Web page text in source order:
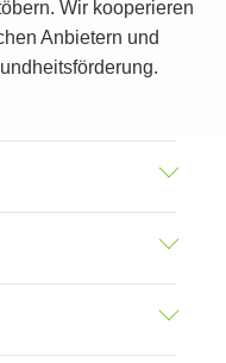
Wir kooperieren
Anbietern und